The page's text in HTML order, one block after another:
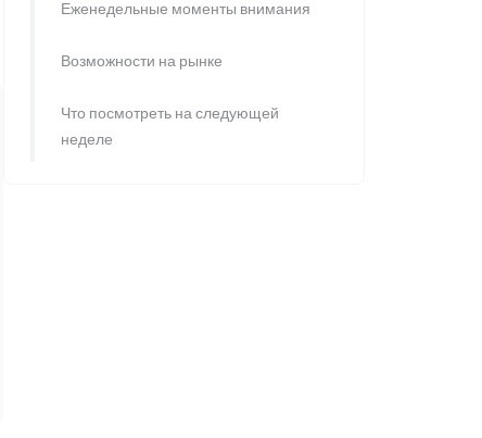
Еженедельные моменты внимания
Возможности на рынке
Что посмотреть на следующей
неделе